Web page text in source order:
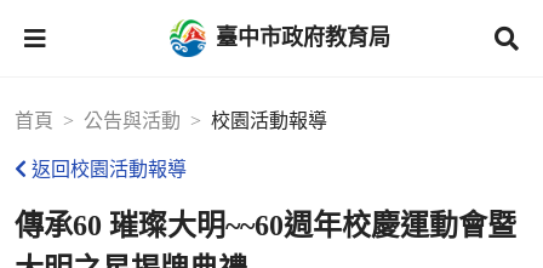
臺中市政府教育局
首頁 公告與活動 校園活動報導
返回校園活動報導
傳承60 璀璨大明~~60週年校慶運動會暨